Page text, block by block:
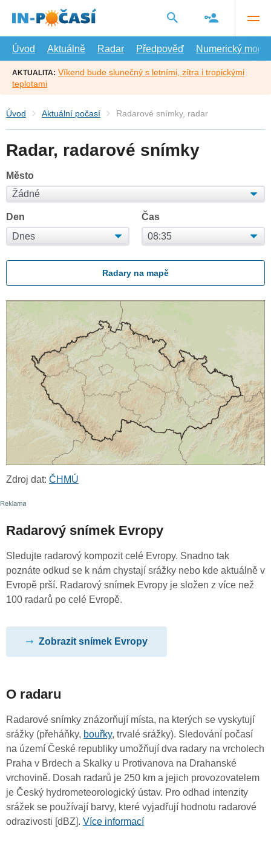
hlavní
Úvod
Aktuálně Radar Předpověď Numerický model
AKTUALITA: Víkend bude slunečný s letními, zítra i tropickými
teplotami
Úvod Aktuální počasí Radarové snímky, radar
Radar, radarové snímky
Město
Den Čas
Radary na mapě
Zdroj dat: ČHMÚ
Radarový snímek Evropy
Sledujte radarový kompozit celé Evropy. Snadno tak
poznáte odkud se k nám chystají srážky nebo kde aktuálně v
Evropě prší. Radarový snímek Evropy je složen z více než
100 radarů po celé Evropě.
Zobrazit snímek Evropy
O radaru
Radarové snímky znázorňují místa, na kterých se vyskytují
srážky (přeháňky, bouřky, trvalé srážky). Sledování počasí
na území České republiky umožňují dva radary na vrcholech
Praha v Brdech a Skalky u Protivanova na Drahanské
vrchovině. Dosah radarů je 250 km a jejich provozovatelem
je Český hydrometeorologický ústav. Pro odhad intenzity
srážek se používají barvy, které vyjadřují hodnotu radarové
odrazivosti [dBZ]. Více informací